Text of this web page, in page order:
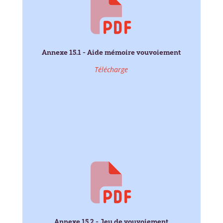
Annexe 15.1 - Aide mémoire vouvoiement
Télécharge